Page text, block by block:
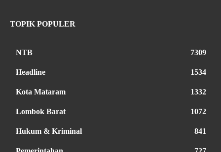
TOPIK POPULER
NTB 7309
Headline 1534
Kota Mataram 1332
Lombok Barat 1072
Hukum & Kriminal 841